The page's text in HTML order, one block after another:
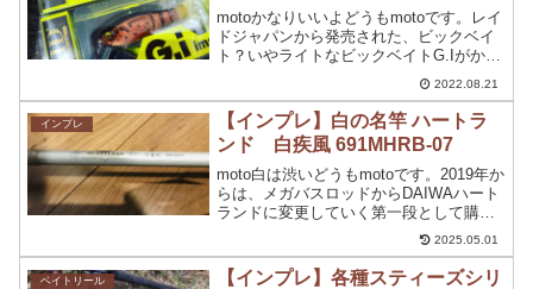
motoかなりいいよどうもmotoです。レイ
ドジャパンから発売された、ビックベイ
ト？いやライトなビックベイトG.Iがかな
り優秀で使い勝手がいいルアーとなって
います。実際に使ってみて、あらゆるポ
イントで使用できるルアーとなっている
G.Iは持っ...
2022.08.21
インプレ
【インプレ】白の名竿 ハートラ
ンド 白疾風 691MHRB-07
moto白は渋いどうもmotoです。2019年か
らは、メガバスロッドからDAIWAハート
ランドに変更していく第一段として購入
したのが【ハートランド 691MHRB-07
白疾風】発売からすでに10年以上前のロ
ッドですね。たまたま行った中古...
2025.05.01
ベイトリール
【インプレ】各種スティーズシリ